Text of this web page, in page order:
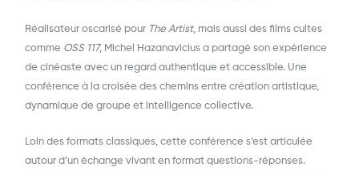
Réalisateur oscarisé pour The Artist, mais aussi des films cultes
comme OSS 117, Michel Hazanavicius a partagé son expérience
de cinéaste avec un regard authentique et accessible. Une
conférence à la croisée des chemins entre création artistique,
dynamique de groupe et intelligence collective.
Loin des formats classiques, cette conférence s’est articulée
autour d’un échange vivant en format questions-réponses.